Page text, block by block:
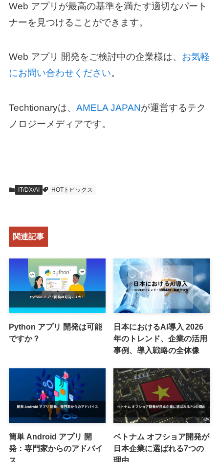
Web アプリが最高の基準を満たす適切なパート
ナーを見つけることができます。
Web アプリ 開発をご検討中の企業様は、 お気軽
にお問い合わせください。
Techtionaryは、 AMELA JAPANが運営するテク
ノロジーメディアです。
IT/DX/AI HOTトピックス
関連記事
Python アプリ 開発は可能
ですか？
日本におけるAI導入 2026
年のトレンド、企業の活用
事例、導入戦略の全体像
簡単 Android アプリ 開
発：専門家からのアドバイ
ス
ベトナム オフショア開発が
日本企業に選ばれる7つの
理由